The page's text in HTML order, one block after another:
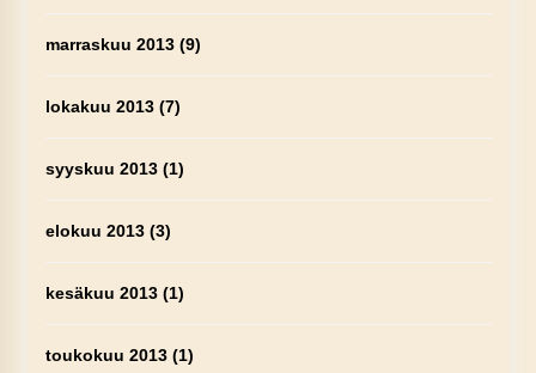
marraskuu 2013(9)
lokakuu 2013(7)
syyskuu 2013(1)
elokuu 2013(3)
kesäkuu 2013(1)
toukokuu 2013(1)